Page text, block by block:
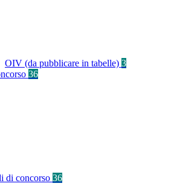
OIV (da pubblicare in tabelle) 3
36
di concorso 36